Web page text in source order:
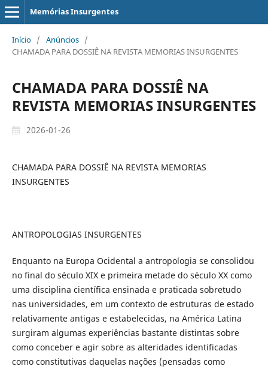
Memórias Insurgentes
Início / Anúncios /
CHAMADA PARA DOSSIÊ NA REVISTA MEMORIAS INSURGENTES
CHAMADA PARA DOSSIÊ NA
REVISTA MEMORIAS INSURGENTES
2026-01-26
CHAMADA PARA DOSSIÊ NA REVISTA MEMORIAS
INSURGENTES
ANTROPOLOGIAS INSURGENTES
Enquanto na Europa Ocidental a antropologia se consolidou
no final do século XIX e primeira metade do século XX como
uma disciplina científica ensinada e praticada sobretudo
nas universidades, em um contexto de estruturas de estado
relativamente antigas e estabelecidas, na América Latina
surgiram algumas experiências bastante distintas sobre
como conceber e agir sobre as alteridades identificadas
como constitutivas daquelas nações (pensadas como